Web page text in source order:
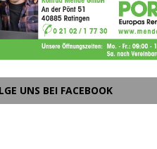
UNS BEI FACEBOOK